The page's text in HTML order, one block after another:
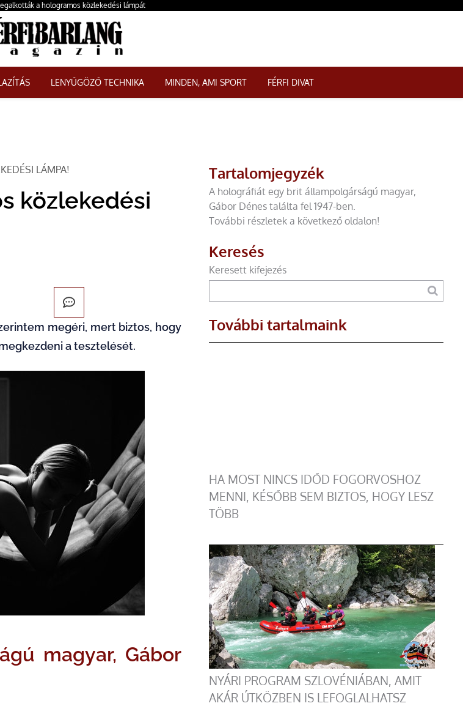
a hologramos közlekedési lámpát
LENYŰGÖZŐ TECHNIKA MINDEN, AMI SPORT FÉRFI DIVAT
LÁMPA!
közlekedési
megéri, mert biztos, hogy
a tesztelését.
magyar, Gábor
Tartalomjegyzék
A holográfiát egy brit állampolgárságú magyar,
Gábor Dénes találta fel 1947-ben.
További részletek a következő oldalon!
Keresés
Keresett kifejezés
További tartalmaink
HA MOST NINCS IDŐD FOGORVOSHOZ
MENNI, KÉSŐBB SEM BIZTOS, HOGY LESZ
TÖBB
NYÁRI PROGRAM SZLOVÉNIÁBAN, AMIT
AKÁR ÚTKÖZBEN IS LEFOGLALHATSZ